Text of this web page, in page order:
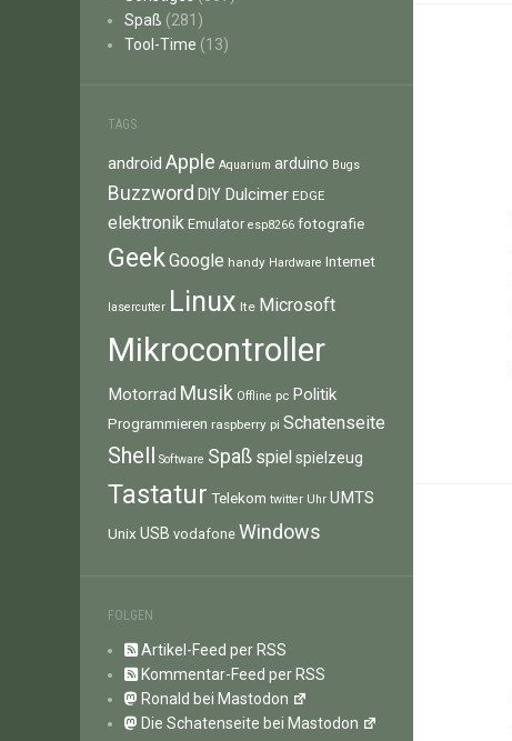
Spaß (281)
Tool-Time (13)
TAGS
android Apple Aquarium arduino Bugs
Buzzword DIY Dulcimer EDGE
elektronik Emulator esp8266 fotografie
GeekGoogle handy Hardware Internet
lasercutter Linux lte Microsoft
Mikrocontroller
Motorrad Musik Offline pc Politik
Programmieren raspberry pi Schatenseite
Shell Software Spaß spiel spielzeug
Tastatur Telekom twitter Uhr UMTS
Unix USB vodafone Windows
FOLGEN
Artikel-Feed per RSS
Kommentar-Feed per RSS
Ronald bei Mastodon
Die Schatenseite bei Mastodon